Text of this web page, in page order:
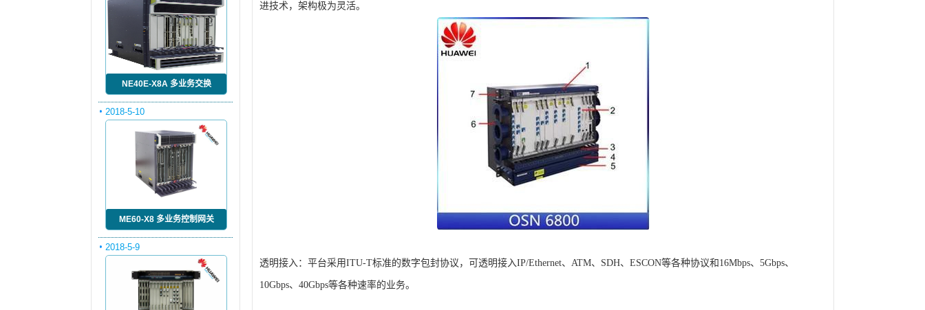
NE40E-X8A 多业务交换
2018-5-10
ME60-X8 多业务控制网关
2018-5-9
进技术，架构极为灵活。
透明接入：平台采用ITU-T标准的数字包封协议，可透明接入IP/Ethernet、ATM、SDH、ESCON等各种协议和16Mbps、5Gbps、
10Gbps、40Gbps等各种速率的业务。